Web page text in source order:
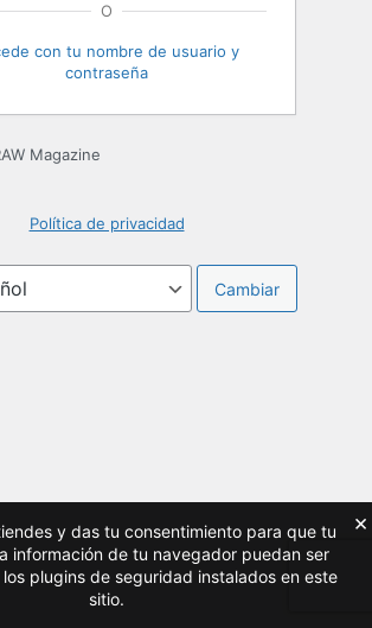
O
con tu nombre de usuario y
contraseña
Magazine
Política de privacidad
y das tu consentimiento para que tu
información de tu navegador puedan ser
plugins de seguridad instalados en este
sitio.
×